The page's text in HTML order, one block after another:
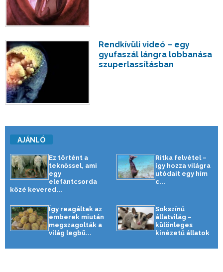
Rendkívüli videó – egy
gyufaszál lángra lobbanása
szuperlassításban
AJÁNLÓ
Ez történt a
teknőssel, ami
egy
elefántcsorda
közé kevered...
Ritka felvétel –
így hozza világra
utódait egy hím
c...
Így reagáltak az
emberek miután
megszagolták a
világ legbü...
Sokszínű
állatvilág –
különleges
kinézetű állatok